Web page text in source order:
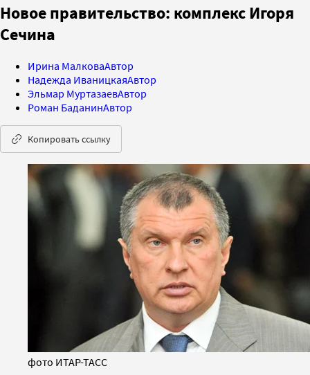
Новое правительство: комплекс Игоря
Сечина
Ирина МалковаАвтор
Надежда ИваницкаяАвтор
Эльмар МуртазаевАвтор
Роман БаданинАвтор
Копировать ссылку
фото ИТАР-ТАСС